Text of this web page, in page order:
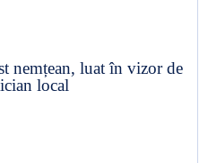
nemțean, luat în vizor de
local